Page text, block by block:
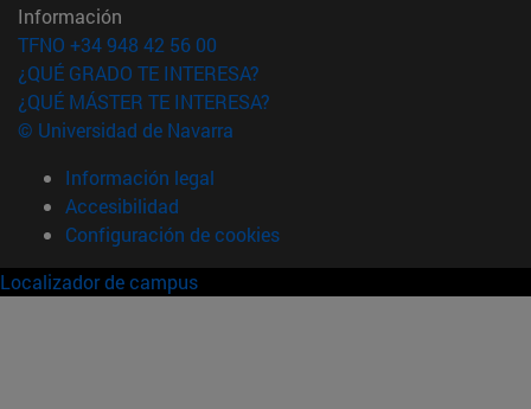
Información
TFNO +34 948 42 56 00
¿QUÉ GRADO TE INTERESA?
¿QUÉ MÁSTER TE INTERESA?
© Universidad de Navarra
Información legal
Accesibilidad
Configuración de cookies
Localizador de campus